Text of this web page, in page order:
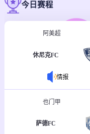
今日赛程
阿美超
休尼克FC
情报
也门甲
萨德FC